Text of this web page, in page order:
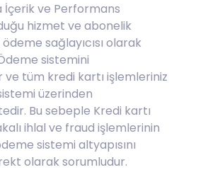
İçerik ve Performans
hizmet ve abonelik
sağlayıcısı olarak
sistemini
ve tüm kredi kartı işlemleriniz
üzerinden
Bu sebeple Kredi kartı
ihlal ve fraud işlemlerinin
sistemi altyapısını
olarak sorumludur.